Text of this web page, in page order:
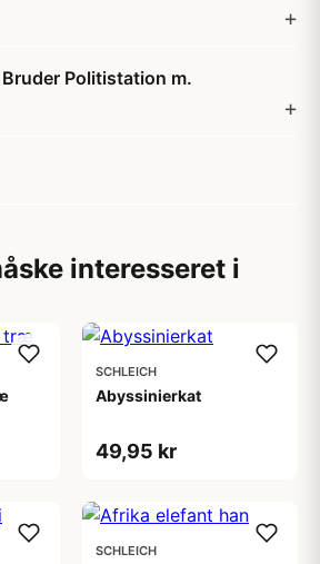
Politistation m.
interesseret i
SCHLEICH
Abyssinierkat
49,95 kr
SCHLEICH